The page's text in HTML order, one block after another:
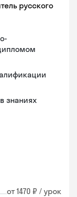
русского
знаниях
от 1470 ₽ / урок